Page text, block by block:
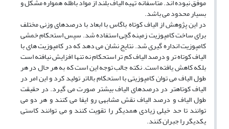
موفق نبوده اند. متاسفانه تهیه الیاف بلند از مواد باطله همواره مشکل و
بسیار محدود می باشد.
در این پژوهش از الیاف کوتاه باگاس با ابعاد با درصدهای وزنی مختلف
برای ساخت کامپوزیت زمینه گچی استفاده شد. سپس استحکام خمشی
کامپوزیت انداره گیری شد. نتایج نشان می دهد که در کامپوزیت های با
الیاف کوتاه تر و درصد الیاف کم تر استحکام نه تنها افزایش نیافته است
بلکه کاهش یافته است. نکته جالب توجه این است که به هر حال در هر
طول الیاف می توان کامپوزیتی با استحکام بالاتر تولید کرد و این امر در
الیاف کوتاهتر در درصدهای الیاف بیشتر صورت می گیرد. در حقیقت
طول الیاف و درصد الیاف نقش مشابهی رو ایفا می کنند و هر دو می
توانند تا حد خیلی زیادی همدیگر را تقویت کنند و می توانند کاستی
یکدیگر را جبران کنند.